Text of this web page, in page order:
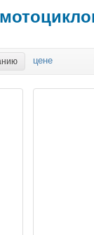
цене